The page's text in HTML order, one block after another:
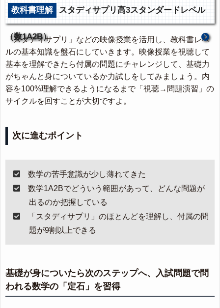
（数1A2B）
教科書理解 スタディサプリ高3スタンダードレベル
（数1A2B）
「スタディサプリ」などの映像授業を活用し、教科書レベ
ルの基本知識を盤石にしていきます。映像授業を視聴して
基本を理解できたら付属の問題にチャレンジして、基礎力
がちゃんと身についているか力試しをしてみましょう。内
容を100%理解できるようになるまで「視聴→問題演習」の
サイクルを回すことが大切ですよ。
次に進むポイント
数学の苦手意識が少し薄れてきた
数学1A2Bでどういう範囲があって、どんな問題が
出るのか把握している
「スタディサプリ」のほとんどを理解し、付属の問
題が9割以上できる
基礎が身についたら次のステップへ、入試問題で問
われる数学の「定石」を習得